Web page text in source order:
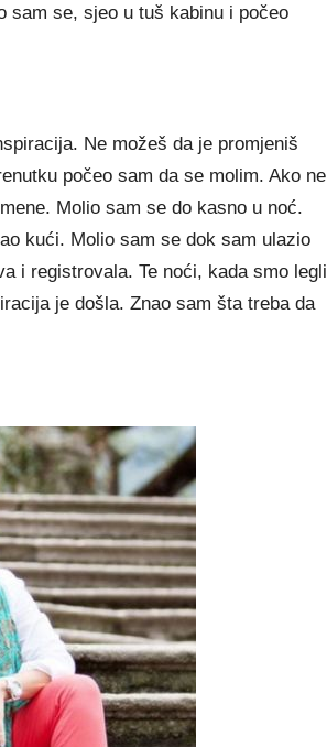
sam se, sjeo u tuš kabinu i počeo
Ne možeš da je promjeniš
počeo sam da se molim. Ako ne
Molio sam se do kasno u noć.
kući. Molio sam se dok sam ulazio
i registrovala. Te noći, kada smo legli
je došla. Znao sam šta treba da